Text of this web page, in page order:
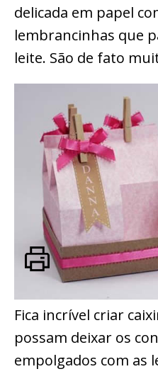
delicada em papel
lembrancinhas que
leite. São de fato
Fica incrível criar
possam deixar os
empolgados com as